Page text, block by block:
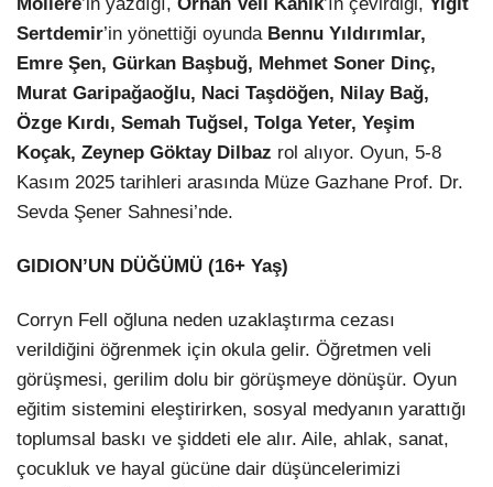
Sertdemir’in yönettiği oyunda Bennu Yıldırımlar,
Emre Şen, Gürkan Başbuğ, Mehmet Soner Dinç,
Murat Garipağaoğlu, Naci Taşdöğen, Nilay Bağ,
Özge Kırdı, Semah Tuğsel, Tolga Yeter, Yeşim
Koçak, Zeynep Göktay Dilbaz rol alıyor. Oyun, 5-8
Kasım 2025 tarihleri arasında Müze Gazhane Prof. Dr.
Sevda Şener Sahnesi’nde.
GIDION’UN DÜĞÜMÜ (16+ Yaş)
Corryn Fell oğluna neden uzaklaştırma cezası
verildiğini öğrenmek için okula gelir. Öğretmen veli
görüşmesi, gerilim dolu bir görüşmeye dönüşür. Oyun
eğitim sistemini eleştirirken, sosyal medyanın yarattığı
toplumsal baskı ve şiddeti ele alır. Aile, ahlak, sanat,
çocukluk ve hayal gücüne dair düşüncelerimizi